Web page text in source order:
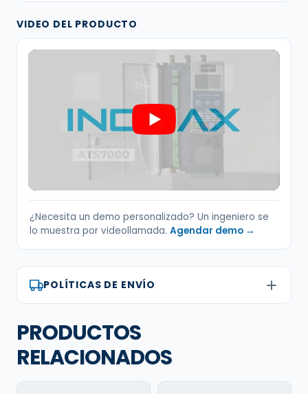
VIDEO DEL PRODUCTO
¿Necesita un demo personalizado? Un ingeniero se
lo muestra por videollamada. Agendar demo →
POLÍTICAS DE ENVÍO
PRODUCTOS
RELACIONADOS